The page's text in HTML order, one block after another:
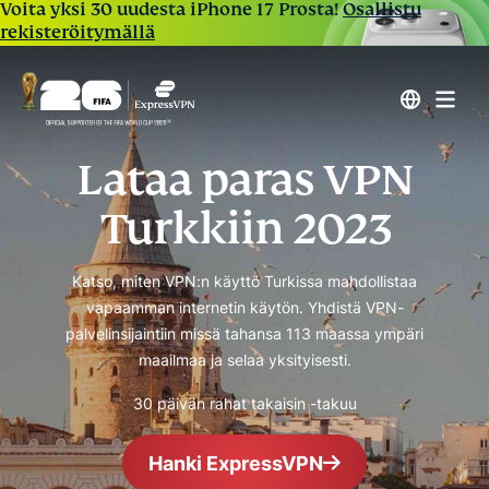
Voita yksi 30 uudesta iPhone 17 Prosta!Osallistu
rekisteröitymällä
Lataa paras VPN
Turkkiin 2023
Katso, miten VPN:n käyttö Turkissa mahdollistaa
vapaamman internetin käytön. Yhdistä VPN-
palvelinsijaintiin missä tahansa 113 maassa ympäri
maailmaa ja selaa yksityisesti.
30 päivän rahat takaisin -takuu
Hanki ExpressVPN